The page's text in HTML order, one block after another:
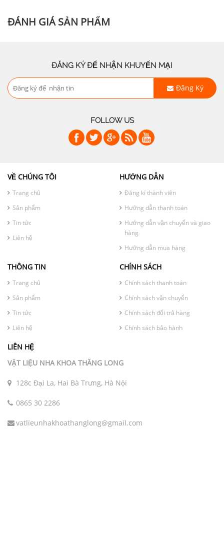
ĐÁNH GIÁ SẢN PHẨM
ĐĂNG KÝ ĐỂ NHẬN KHUYẾN MẠI
Đăng Ký
FOLLOW US
VỀ CHÚNG TÔI
Trang chủ
Sản phẩm
Tin tức
Liên hệ
HƯỚNG DẪN
Đăng kí thành viên
Hướng dẫn thanh toán
Hướng dẫn vận chuyển và giao
hàng
Hướng dẫn mua hàng
THÔNG TIN
Trang chủ
Sản phẩm
Tin tức
Liên hệ
CHÍNH SÁCH
Chính sách thanh toán
Chính sách vận chuyển
Chính sách đổi trả hàng
Chính sách bảo hành
LIÊN HỆ
VẬT LIỆU NHA KHOA THĂNG LONG
128c Đại La, Hai Bà Trưng, Hà Nội
0865 30 2286
vatlieunhakhoathanglong@gmail.com